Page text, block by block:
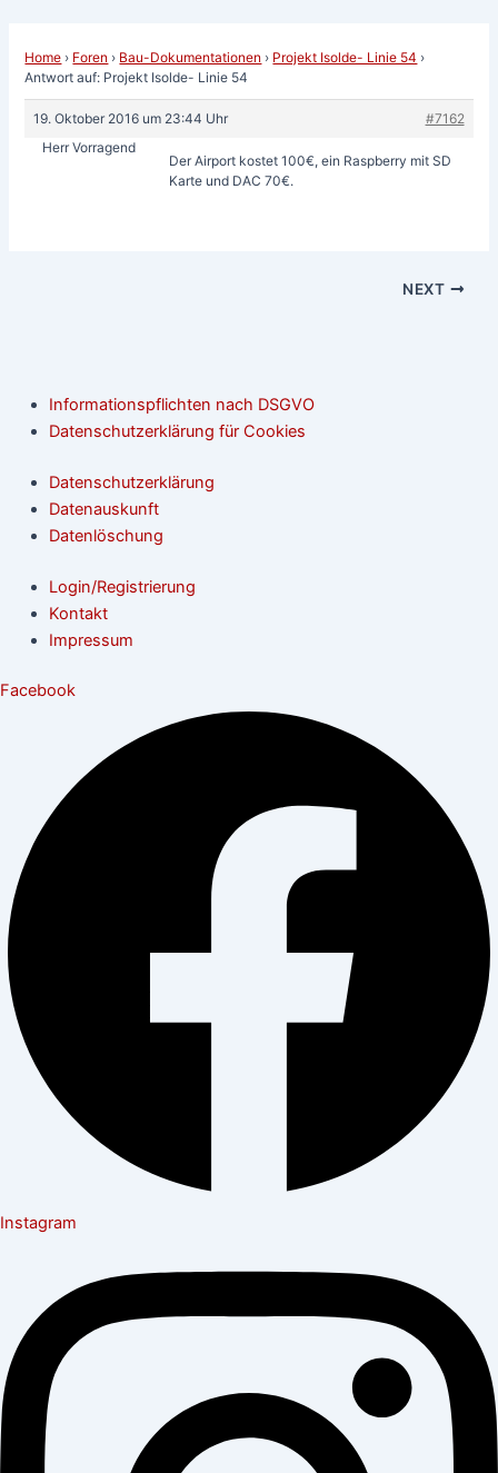
Home › Foren › Bau-Dokumentationen › Projekt Isolde- Linie 54 ›
Antwort auf: Projekt Isolde- Linie 54
19. Oktober 2016 um 23:44 Uhr
#7162
Herr Vorragend
Der Airport kostet 100€, ein Raspberry mit SD
Karte und DAC 70€.
NEXT
Informationspflichten nach DSGVO
Datenschutzerklärung für Cookies
Datenschutzerklärung
Datenauskunft
Datenlöschung
Login/Registrierung
Kontakt
Impressum
Facebook
Instagram